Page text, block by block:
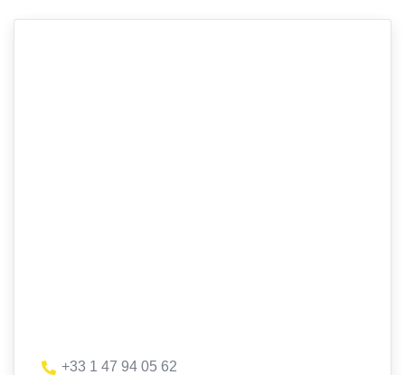
+33 1 47 94 05 62